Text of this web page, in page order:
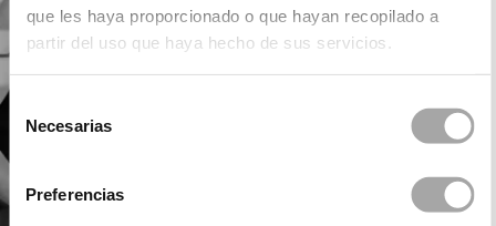
que les haya proporcionado o que hayan recopilado a
partir del uso que haya hecho de sus servicios.
Necesarias
Preferencias